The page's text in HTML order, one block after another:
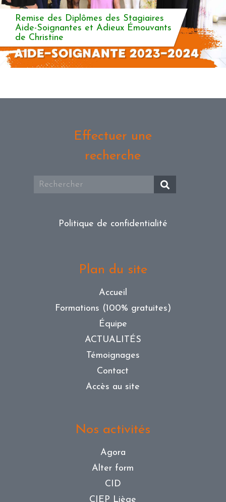
Remise des Diplômes des Stagiaires
Aide-Soignantes et Adieux Émouvants
de Christine
Effectuer une
recherche
Politique de confidentialité
Plan du site
Accueil
Formations (100% gratuites)
Équipe
ACTUALITÉS
Témoignages
Contact
Accès au site
Nos activités
Agora
Alter form
CID
CIEP Liège